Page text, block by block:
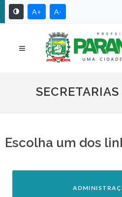
A+ A-
Escolha um dos